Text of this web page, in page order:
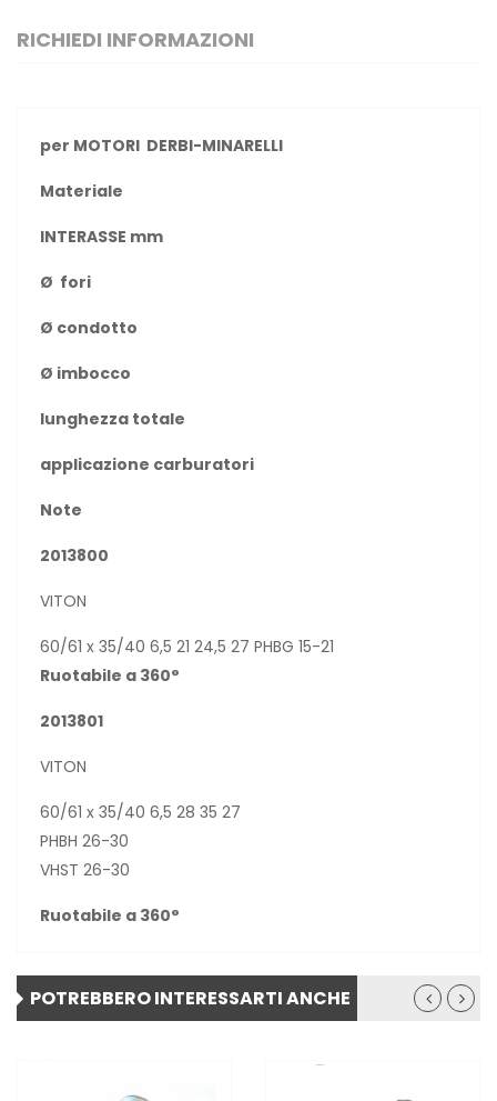
RICHIEDI INFORMAZIONI
per MOTORI DERBI-MINARELLI
Materiale
INTERASSE mm
Ø fori
Ø condotto
Ø imbocco
lunghezza totale
applicazione carburatori
Note
2013800
VITON
60/61 x 35/40 6,5 21 24,5 27 PHBG 15-21
Ruotabile a 360°
2013801
VITON
60/61 x 35/40 6,5 28 35 27
PHBH 26-30
VHST 26-30
Ruotabile a 360°
POTREBBERO INTERESSARTI ANCHE